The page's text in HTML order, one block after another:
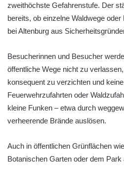
zweithöchste Gefahrenstufe. Der
bereits, ob einzelne Waldwege
bei Altenburg aus
Besucherinnen und Besucher
öffentliche Wege nicht zu
konsequent zu verzichten und
Feuerwehrzufahrten oder
kleine Funken – etwa durch
verheerende Brände auslösen.
Auch in öffentlichen Grünflächen
Botanischen Garten oder dem